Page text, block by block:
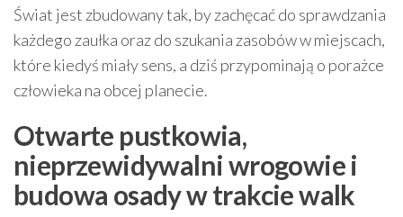
Świat jest zbudowany tak, by zachęcać do sprawdzania
każdego zaułka oraz do szukania zasobów w miejscach,
które kiedyś miały sens, a dziś przypominają o porażce
człowieka na obcej planecie.
Otwarte pustkowia,
nieprzewidywalni wrogowie i
budowa osady w trakcie walk